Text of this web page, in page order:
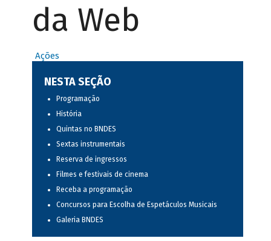
da Web
Ações
NESTA SEÇÃO
Programação
História
Quintas no BNDES
Sextas instrumentais
Reserva de ingressos
Filmes e festivais de cinema
Receba a programação
Concursos para Escolha de Espetáculos Musicais
Galeria BNDES